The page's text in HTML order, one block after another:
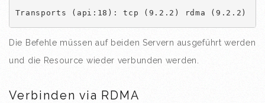
Transports (api:18): tcp (9.2.2) rdma (9.2.2)
Die Befehle müssen auf beiden Servern ausgeführt werden
und die Resource wieder verbunden werden.
Verbinden via RDMA